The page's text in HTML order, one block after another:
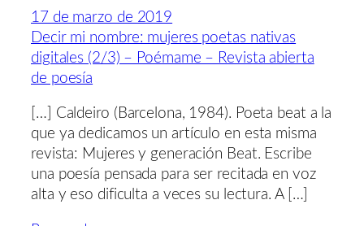
17 de marzo de 2019
Decir mi nombre: mujeres poetas nativas
digitales (2/3) – Poémame – Revista abierta
de poesía
[…] Caldeiro (Barcelona, 1984). Poeta beat a la
que ya dedicamos un artículo en esta misma
revista: Mujeres y generación Beat. Escribe
una poesía pensada para ser recitada en voz
alta y eso dificulta a veces su lectura. A […]